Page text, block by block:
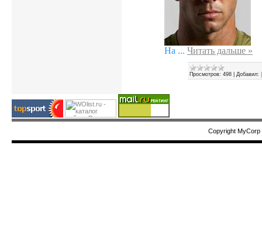
На ... Читать дальше »
Просмотров: 498 Добавил:
Copyright MyCorp